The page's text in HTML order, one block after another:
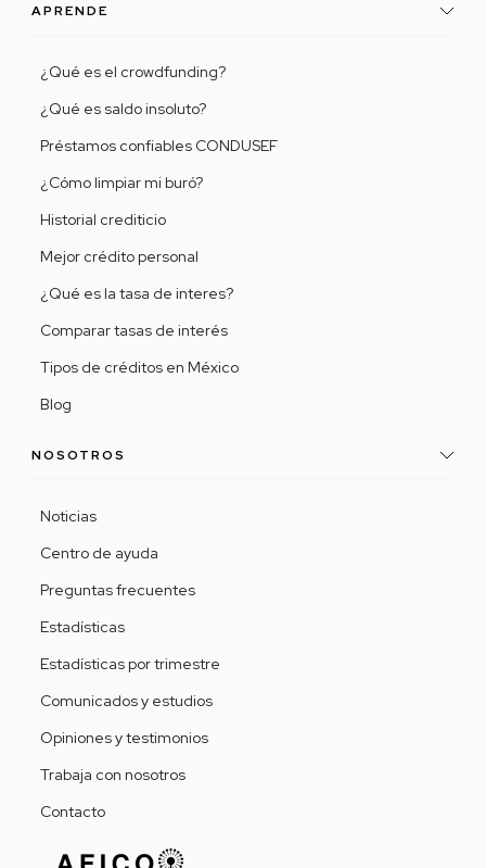
APRENDE
¿Qué es el crowdfunding?
¿Qué es saldo insoluto?
Préstamos confiables CONDUSEF
¿Cómo limpiar mi buró?
Historial crediticio
Mejor crédito personal
¿Qué es la tasa de interes?
Comparar tasas de interés
Tipos de créditos en México
Blog
NOSOTROS
Noticias
Centro de ayuda
Preguntas frecuentes
Estadísticas
Estadísticas por trimestre
Comunicados y estudios
Opiniones y testimonios
Trabaja con nosotros
Contacto